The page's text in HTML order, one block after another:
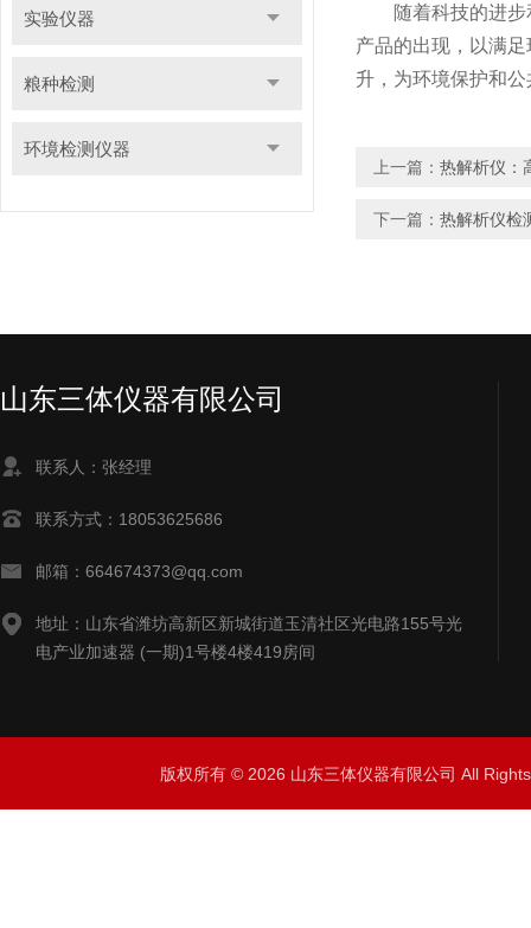
实验仪器
粮种检测
环境检测仪器
随着科技的进步和
产品的出现，以满
升，为环境保护和
上一篇： 热解析仪：
下一篇： 热解析仪检
山东三体仪器有限公司
联系人：张经理
联系方式：18053625686
邮箱：664674373@qq.com
地址：山东省潍坊高新区新城街道玉清社区光电路155号光
电产业加速器 (一期)1号楼4楼419房间
版权所有 © 2026 山东三体仪器有限公司 All